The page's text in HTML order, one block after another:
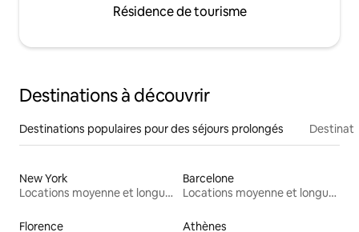
Résidence de tourisme
Destinations à découvrir
Destinations populaires pour des séjours prolongés
New York
Locations moyenne et longue durée
Barcelone
Locations moyenne et longue durée
Florence Athènes